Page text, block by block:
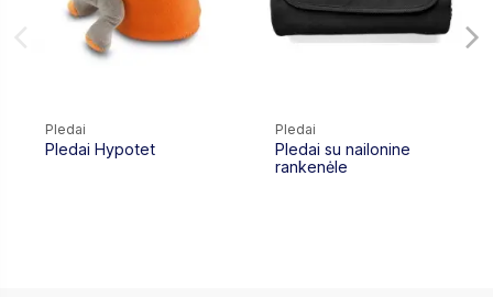
Pledai
Pledai Hypotet
Pledai
Pledai su nailonine
rankenėle